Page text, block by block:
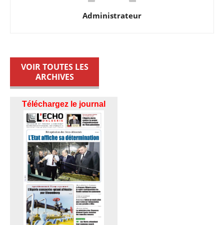
Administrateur
VOIR TOUTES LES
ARCHIVES